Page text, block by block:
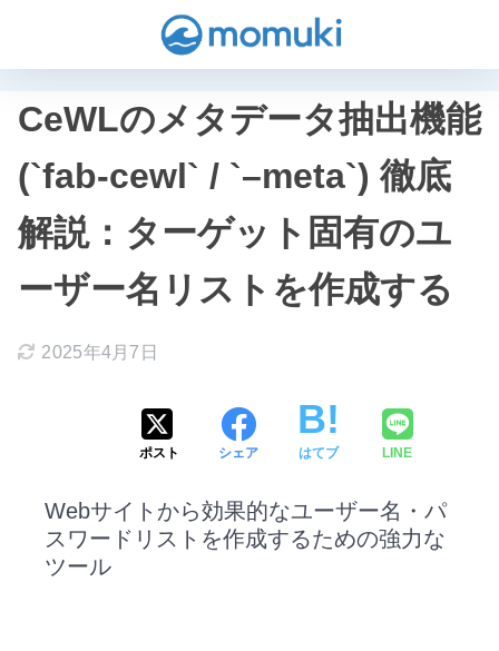
CeWLのメタデータ抽出機能
(`fab-cewl` / `–meta`) 徹底
解説：ターゲット固有のユ
ーザー名リストを作成する
2025年4月7日
ポスト シェア はてブ LINE
Webサイトから効果的なユーザー名・パ
スワードリストを作成するための強力な
ツール